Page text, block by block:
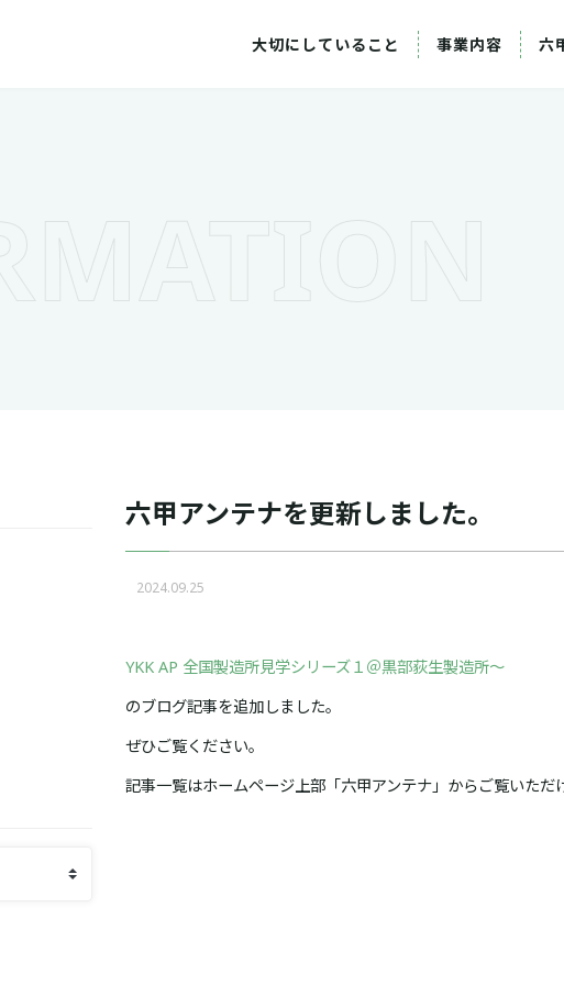
大切にしていること 事業内容 六
六甲アンテナを更新しました。
2024.09.25
YKK AP 全国製造所見学シリーズ１＠黒部荻生製造所～
のブログ記事を追加しました。
ぜひご覧ください。
記事一覧はホームページ上部「六甲アンテナ」からご覧いただ